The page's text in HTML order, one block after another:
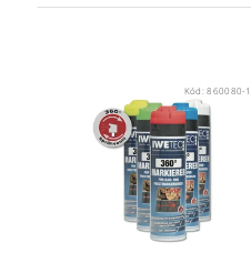
Kód:860080-1